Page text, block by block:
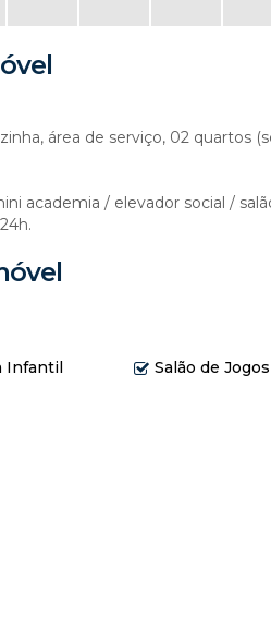
área de serviço, 02 quartos
academia / elevador social /
Infantil
Salão de Jogos